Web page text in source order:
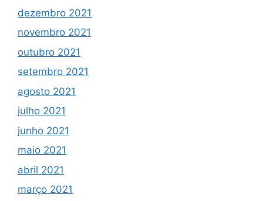
dezembro 2021
novembro 2021
outubro 2021
setembro 2021
agosto 2021
julho 2021
junho 2021
maio 2021
abril 2021
março 2021